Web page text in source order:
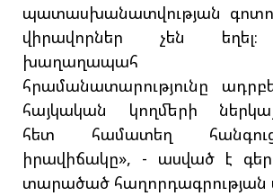
պատասխանատվության
վիրավորներ չեն
խաղաղապահ
հրամանատարությունը
հայկական կողմերի
հետ համատեղ
իրավիճակը», - ասված է
տարածած հաղորդագրության